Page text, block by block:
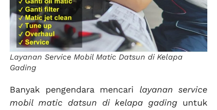
Layanan Service Mobil Matic Datsun di Kelapa
Gading
Banyak pengendara mencari layanan service
mobil matic datsun di kelapa gading untuk